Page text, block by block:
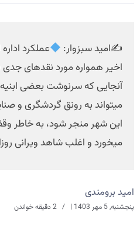
✍امید سبزوار:
عملکرد
اخیر همواره مورد نقدهای
آنجایی که سرنوشت بعضی
میتواند به رونق گردشگری و
این شهر منجر شود، به خاطر
میخورد و اغلب شاهد ویرانی
امید برومندی
پنجشنبه, 5 مهر 1403 |